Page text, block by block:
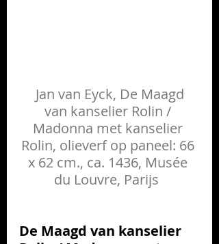
Jan van Eyck, De Maagd
van kanselier Rolin /
Madonna met kanselier
Rolin, olieverf op paneel: 66
x 62 cm., ca. 1436, Musée
du Louvre, Parijs
De Maagd van kanselier